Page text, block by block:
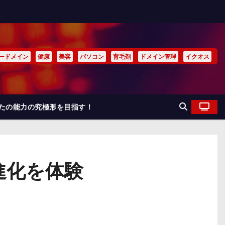
ドメイン 健康 美容 パソコン 育毛剤 ドメイン管理 イクオス
の能力の究極形を目指す！
化を体験